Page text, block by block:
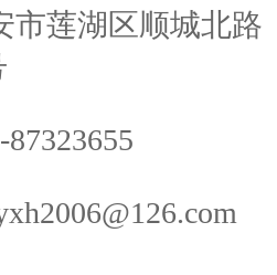
市莲湖区顺城北路
87323655